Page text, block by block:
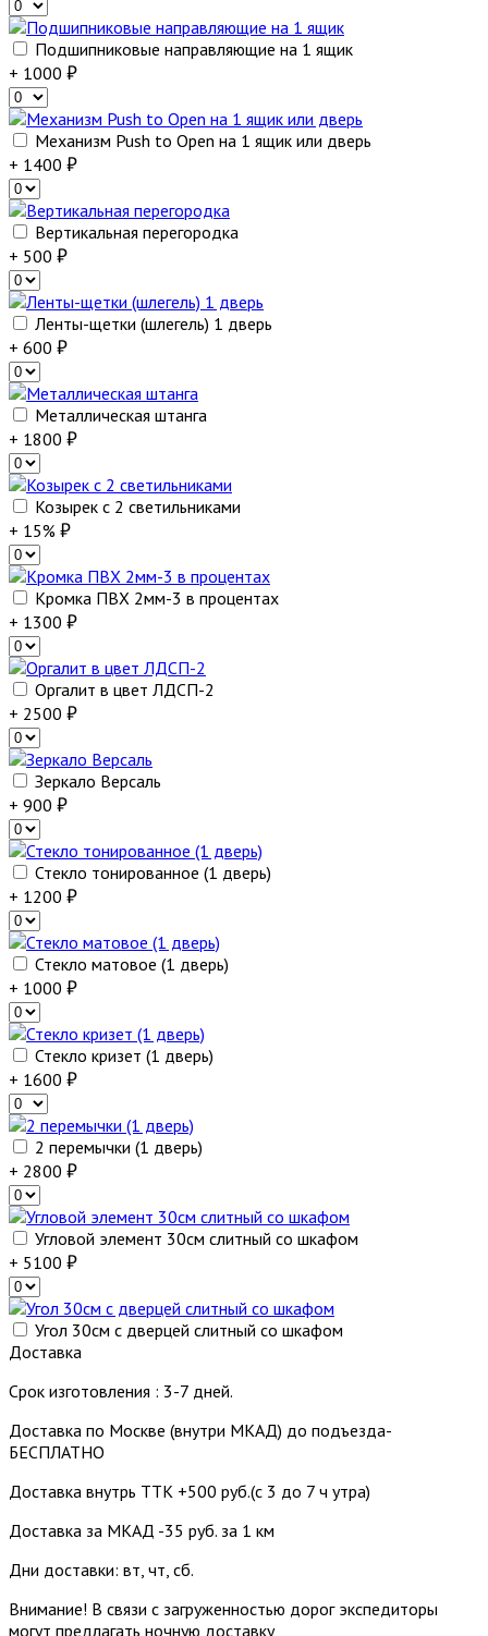
Подшипниковые направляющие на 1 ящик
+ 1000
Механизм Push to Open на 1 ящик или дверь
+ 1400
Вертикальная перегородка
+ 500
Ленты-щетки (шлегель) 1 дверь
+ 600
Металлическая штанга
+ 1800
Козырек с 2 светильниками
+ 15%
Кромка ПВХ 2мм-3 в процентах
+ 1300
Оргалит в цвет ЛДСП-2
+ 2500
Зеркало Версаль
+ 900
Стекло тонированное (1 дверь)
+ 1200
Стекло матовое (1 дверь)
+ 1000
Стекло кризет (1 дверь)
+ 1600
2 перемычки (1 дверь)
+ 2800
Угловой элемент 30см слитный со шкафом
+ 5100
Угол 30см с дверцей слитный со шкафом
Доставка
Срок изготовления : 3-7 дней.
Доставка по Москве (внутри МКАД) до подъезда-
БЕСПЛАТНО
Доставка внутрь ТТК +500 руб.(с 3 до 7 ч утра)
Доставка за МКАД -35 руб. за 1 км
Дни доставки: вт, чт, сб.
Внимание! В связи с загруженностью дорог экспедиторы
могут предлагать ночную доставку